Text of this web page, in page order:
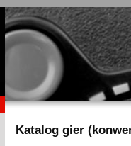
Katalog gier